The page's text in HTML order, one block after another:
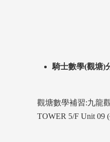
騎士數學(觀塘)
觀塘數學補習:九龍
TOWER 5/F Unit 09